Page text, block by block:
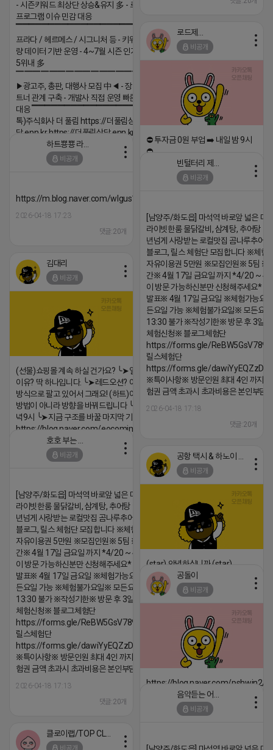
- 시즌키워드 최상단 상승&유지 多 - 로직변화,
프로그램 이슈 민감 대응
▔▔▔▔▔▔▔▔▔▔▔▔▔▔▔▔▔▔ ▶쿠팡◀
프라다 / 헤르메스 / 시그니처 등 - 키워드 검색
량 데이터 기반 운영 - 4~7월 시즌 인기 키워드
5위내 多
▔▔▔▔▔▔▔▔▔▔▔▔▔▔▔▔▔▔
▶광고주, 총판, 대행사 모집 中◀ - 장기 협업 파
트너 관계 구축 - 개발사 직접 운영 빠른 피드백
대응 ▔▔▔▔▔▔▔▔▔▔▔▔▔▔▔▔▔▔ (카
톡)주식회사 더 풀림 https://더풀림상
담.enn.kr https://더풀림상담.enn.kr
2026-04-18 17:26
비공개
⛔️ 투자금 0원 부업 ➡️ 내일 밤 9시
⛔️
2026-04-18 17:23
하트뿅뿅 라이언
비공개
https://m.blog.naver.com/wlgus1647/224253846149
2026-04-18 17:23
댓글:20개
비공개
[남양주/화도읍] 마석역 바로앞 넓은 매
라이빗한룸 물닭갈비, 삼계탕, 추어탕 맛
년넘게 사랑받는 로컬맛집 곰나루추어
블로그, 릴스 체험단 모집합니다 ※체험
자유이용권 5만원 ※모집인원※ 5팀 ※
간※ 4월 17일 금요일 까지 *4/20 ~ 4/
이 방문 가능하신분만 신청해주세요* ※
발표※ 4월 17일 금요일 ※체험가능요
든요일 가능 ※체험불가요일※ 모든요
13:30 불가 ※작성기한※ 방문 후 3일
체험신청※ 블로그체험단
https://forms.gle/
릴스체험단
https://forms.gle/
※특이사항※ 방문인원 최대 4인 까지
험권 금액 초과시 초과비용은 본인부담
2026-04-18 17:18
댓글:20개
김대리
비공개
(선물)쇼핑몰 계속 하실 건가요? ╰➤열심히 해도 안되는
이유? 딱 하나입니다. ╰➤레드오션? 아니요! ╰➤모두 같은
방식으로 팔고 있어서 그래요! (하트)이번엔 다릅니다. ╰➤
방법이 아니라 방향을 바꿔드립니다 ╰➤4월 21일(화) 저
녁9시 ╰➤지금 구조를 바꿀 마지막 기회
https://blog.naver.com/eocomim/224250518436
2026-04-18 17:15
비공개
[남양주/화도읍] 마석역 바로앞 넓은 매장과, 프
라이빗한룸 물닭갈비, 삼계탕, 추어탕 맛집 10
년넘게 사랑받는 로컬맛집 곰나루추어탕에서
블로그, 릴스 체험단 모집합니다 ※체험메뉴※
자유이용권 5만원 ※모집인원※ 5팀 ※모집기
간※ 4월 17일 금요일 까지 *4/20 ~ 4/26 사
이 방문 가능하신분만 신청해주세요* ※체험단
발표※ 4월 17일 금요일 ※체험가능요일※ 모
든요일 가능 ※체험불가요일※ 모든요일 12 ~
13:30 불가 ※작성기한※ 방문 후 3일 이내 ※
체험신청※ 블로그체험단
https://forms.gle/ReBW5GsV789ur2Pz6
릴스체험단
https://forms.gle/dawiYyEQZzDdqf8W8
※특이사항※ 방문인원 최대 4인 까지 가능 체
험권 금액 초과시 초과비용은 본인부담입니다.
2026-04-18 17:13
댓글:20개
비공개
(star) 안녕하십니까 (star)
2026-04-18 17:12
공돌이
비공개
https://blog.naver.com/pshwin2/
2026-04-18 17:12
비공개
비공개